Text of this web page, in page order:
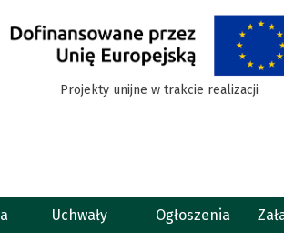
Projekty unijne w trakcie realizacji
Uchwały Ogłoszenia